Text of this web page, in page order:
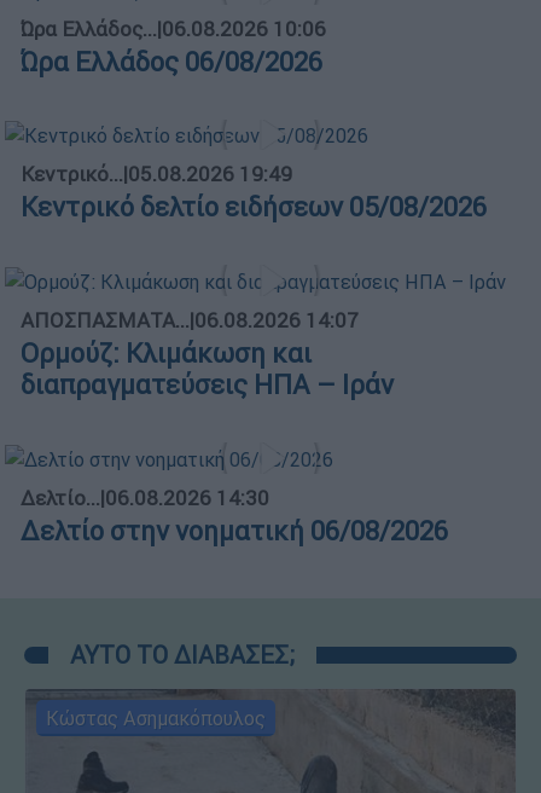
Ώρα Ελλάδος...|06.08.2026 10:06
Ώρα Ελλάδος 06/08/2026
Κεντρικό...|05.08.2026 19:49
Κεντρικό δελτίο ειδήσεων 05/08/2026
ΑΠΟΣΠΑΣΜΑΤΑ...|06.08.2026 14:07
Ορμούζ: Κλιμάκωση και
διαπραγματεύσεις ΗΠΑ – Ιράν
Δελτίο...|06.08.2026 14:30
Δελτίο στην νοηματική 06/08/2026
ΑΥΤΟ ΤΟ ΔΙΑΒΑΣΕΣ;
Κώστας Ασημακόπουλος